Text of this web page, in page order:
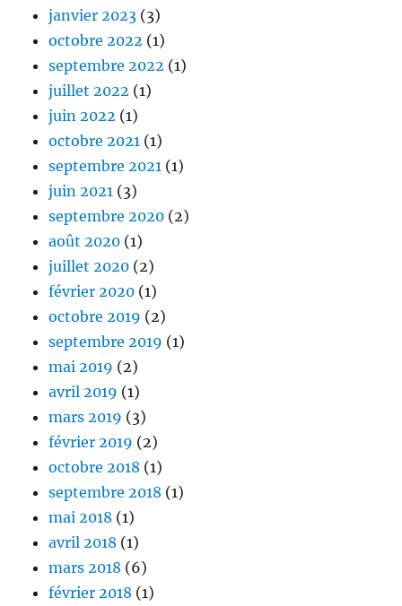
janvier 2023 (3)
octobre 2022 (1)
septembre 2022 (1)
juillet 2022 (1)
juin 2022 (1)
octobre 2021 (1)
septembre 2021 (1)
juin 2021 (3)
septembre 2020 (2)
août 2020 (1)
juillet 2020 (2)
février 2020 (1)
octobre 2019 (2)
septembre 2019 (1)
mai 2019 (2)
avril 2019 (1)
mars 2019 (3)
février 2019 (2)
octobre 2018 (1)
septembre 2018 (1)
mai 2018 (1)
avril 2018 (1)
mars 2018 (6)
février 2018 (1)